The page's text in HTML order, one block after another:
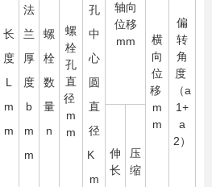
长
度
L
m
m
法
兰
厚
度
b
m
m
螺
栓
数
量
n
螺
栓
孔
直
径
m
m
孔
中
心
圆
直
径
K
m
轴向
位移
mm
横
向
位
移
m
m
偏
转
角
度
（a
1+
a
2）
伸
长
压
缩